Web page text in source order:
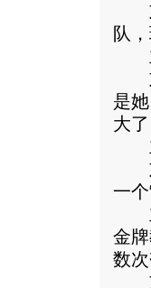
刘
队
主
刘
是
大
主
刘
一个
主
金
数
刘